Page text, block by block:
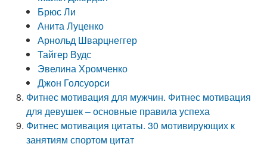
Брюс Ли
Анита Луценко
Арнольд Шварцнеггер
Тайгер Вудс
Эвелина Хромченко
Джон Голсуорси
Фитнес мотивация для мужчин. Фитнес мотивация
для девушек – основные правила успеха
Фитнес мотивация цитаты. 30 мотивирующих к
занятиям спортом цитат